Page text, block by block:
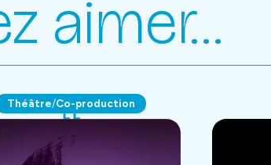
aimer…
Théâtre/Co-production